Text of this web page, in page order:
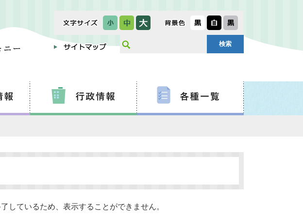
しているため、表示することができません。